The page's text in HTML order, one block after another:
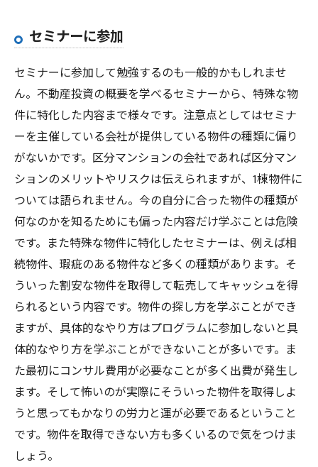
セミナーに参加
セミナーに参加して勉強するのも一般的かもしれませ
ん。不動産投資の概要を学べるセミナーから、特殊な物
件に特化した内容まで様々です。注意点としてはセミナ
ーを主催している会社が提供している物件の種類に偏り
がないかです。区分マンションの会社であれば区分マン
ションのメリットやリスクは伝えられますが、1棟物件に
ついては語られません。今の自分に合った物件の種類が
何なのかを知るためにも偏った内容だけ学ぶことは危険
です。また特殊な物件に特化したセミナーは、例えば相
続物件、瑕疵のある物件など多くの種類があります。そ
ういった割安な物件を取得して転売してキャッシュを得
られるという内容です。物件の探し方を学ぶことができ
ますが、具体的なやり方はプログラムに参加しないと具
体的なやり方を学ぶことができないことが多いです。ま
た最初にコンサル費用が必要なことが多く出費が発生し
ます。そして怖いのが実際にそういった物件を取得しよ
うと思ってもかなりの労力と運が必要であるということ
です。物件を取得できない方も多くいるので気をつけま
しょう。